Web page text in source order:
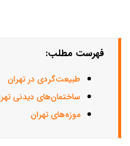
فهرست مطلب:
طبیعت‌گردی در تهران
ساختمان‌های دیدنی
موزه‌های تهران